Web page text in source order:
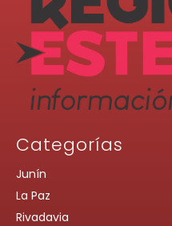
Categorías
Junín
La Paz
Rivadavia